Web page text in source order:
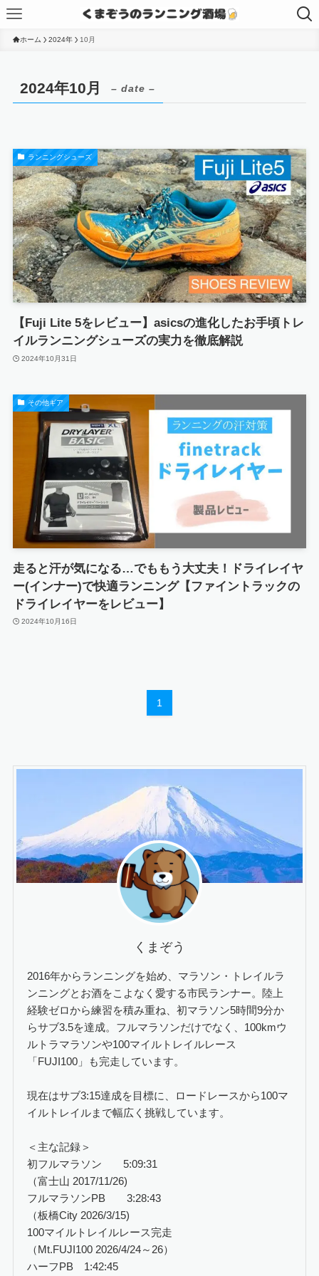
ホーム 2024年 10月
2024年10月 – date –
ランニングシューズ
【Fuji Lite 5をレビュー】asicsの進化したお手頃トレ
イルランニングシューズの実力を徹底解説
2024年10月31日
その他ギア
走ると汗が気になる…でももう大丈夫！ドライレイヤ
ー(インナー)で快適ランニング【ファイントラックの
ドライレイヤーをレビュー】
2024年10月16日
1
くまぞう
2016年からランニングを始め、マラソン・トレイルラ
ンニングとお酒をこよなく愛する市民ランナー。陸上
経験ゼロから練習を積み重ね、初マラソン5時間9分か
らサブ3.5を達成。フルマラソンだけでなく、100kmウ
ルトラマラソンや100マイルトレイルレース
「FUJI100」も完走しています。
現在はサブ3:15達成を目標に、ロードレースから100マ
イルトレイルまで幅広く挑戦しています。
＜主な記録＞
初フルマラソン 5:09:31
（富士山 2017/11/26)
フルマラソンPB 3:28:43
（板橋City 2026/3/15)
100マイルトレイルレース完走
（Mt.FUJI100 2026/4/24～26）
ハーフPB 1:42:45